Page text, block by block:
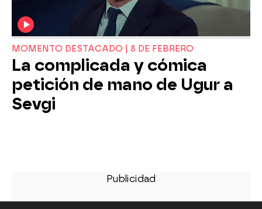
MOMENTO DESTACADO | 8 DE FEBRERO
La complicada y cómica
petición de mano de Ugur a
Sevgi